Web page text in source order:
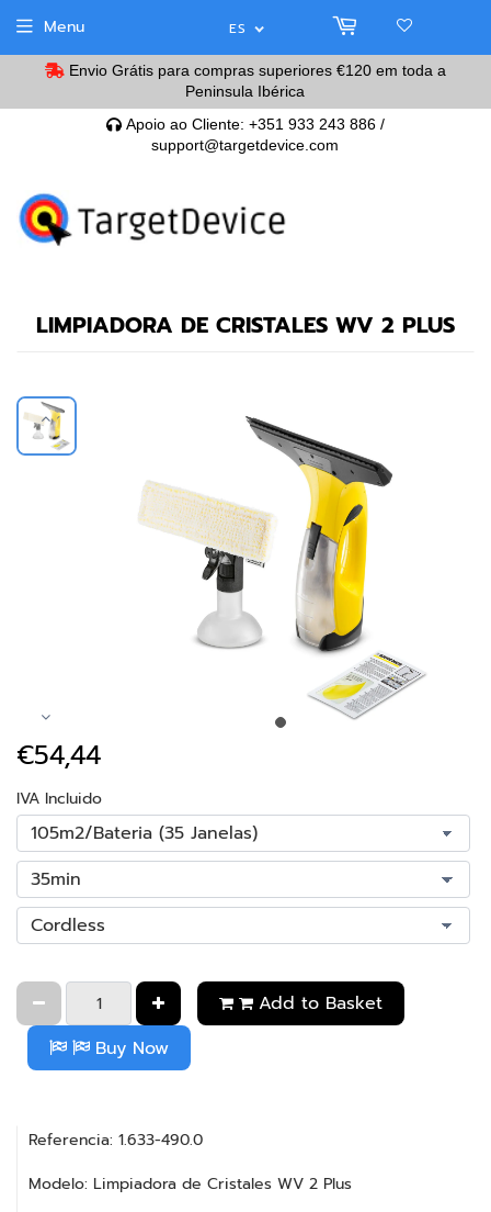
Envio Grátis para compras superiores€120 em toda a
Peninsula Ibérica
Apoio ao Cliente: +351 933 243 886 /
support@targetdevice.com
ES
Menu
LIMPIADORA DE CRISTALES WV 2 PLUS
€54,44
IVA Incluido
Add to Basket
Buy Now
Referencia: 1.633-490.0
Modelo: Limpiadora de Cristales WV 2 Plus